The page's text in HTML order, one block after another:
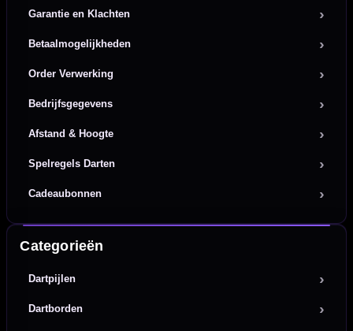
Garantie en Klachten
Betaalmogelijkheden
Order Verwerking
Bedrijfsgegevens
Afstand & Hoogte
Spelregels Darten
Cadeaubonnen
Categorieën
Dartpijlen
Dartborden